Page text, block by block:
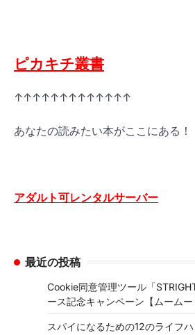
ピカキチ叢書
↑↑↑↑↑↑↑↑↑↑↑↑↑
あなたの読みたい本がここにある！
アダルト可レンタルサーバー
最近の投稿
Cookie同意管理ツール「
ース記念キャンペーン【ムームー
スパイになるための12のライフハ